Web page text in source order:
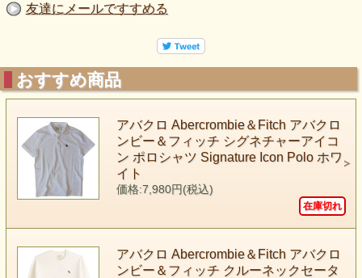
友達にメールですすめる
おすすめ商品
アバクロ Abercrombie＆Fitch アバクロ
ンビー＆フィッチ シグネチャーアイコ
ン ポロシャツ Signature Icon Polo ホワ
イト
価格:7,980円(税込)
在庫切れ
アバクロ Abercrombie＆Fitch アバクロ
ンビー＆フィッチ クルーネックセータ